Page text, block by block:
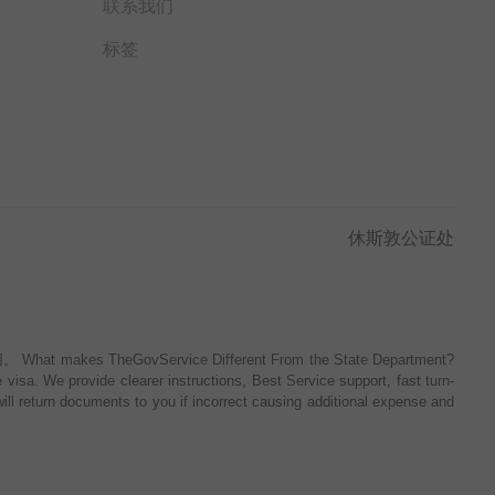
联系我们
标签
休斯敦公证处
What makes TheGovService Different From the State Department?
We provide clearer instructions, Best Service support, fast turn-
return documents to you if incorrect causing additional expense and